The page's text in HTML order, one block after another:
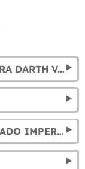
FATOS DE DARTH VADER – MÁSCARA DARTH VADER
FATOS DE STORMTROOPER (SOLDADO IMPERIAL)